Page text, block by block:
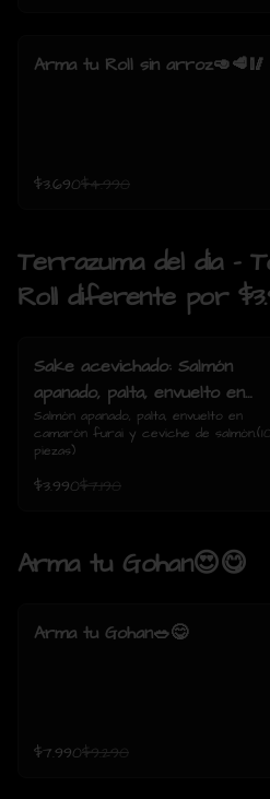
Arma tu Roll sin arroz🥑🥩🥢
$3.690$4.990
Terrazuma del dia -
Roll diferente por
Sake acevichado: Salmón
apanado, palta, envuelto en
camarón furai y ceviche de
salmón.(10 piezas)
Salmón apanado, palta, envuelto en
camarón furai y ceviche de salmón.(10
piezas)
$3.990$7.190
Arma tu Gohan😍😋
Arma tu Gohan🥗😋
$7.990$9.290